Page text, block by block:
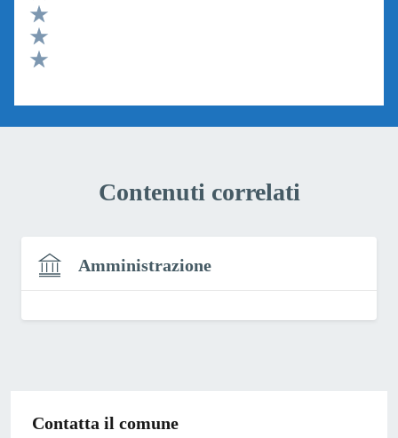
Valuta 4 stelle su 5
Valuta 3 stelle su 5
Valuta 2 stelle su 5
Contenuti correlati
Amministrazione
Contatta il comune